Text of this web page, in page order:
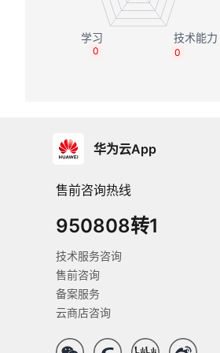
0
0
华为云App
售前咨询热线
950808转1
技术服务咨询
售前咨询
备案服务
云商店咨询